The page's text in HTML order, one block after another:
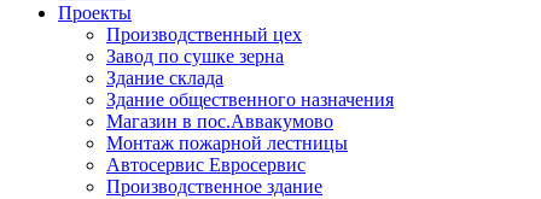
Проекты
Производственный цех
Завод по сушке зерна
Здание склада
Здание общественного назначения
Магазин в пос.Аввакумово
Монтаж пожарной лестницы
Автосервис Евросервис
Производственное здание